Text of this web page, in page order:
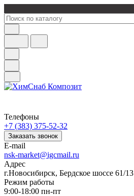
Телефоны
+7 (383) 375-52-32
Заказать звонок
E-mail
nsk-market@igcmail.ru
Адрес
г.Новосибирск, Бердское шоссе 61/13
Режим работы
9:00-18:00 пн-пт